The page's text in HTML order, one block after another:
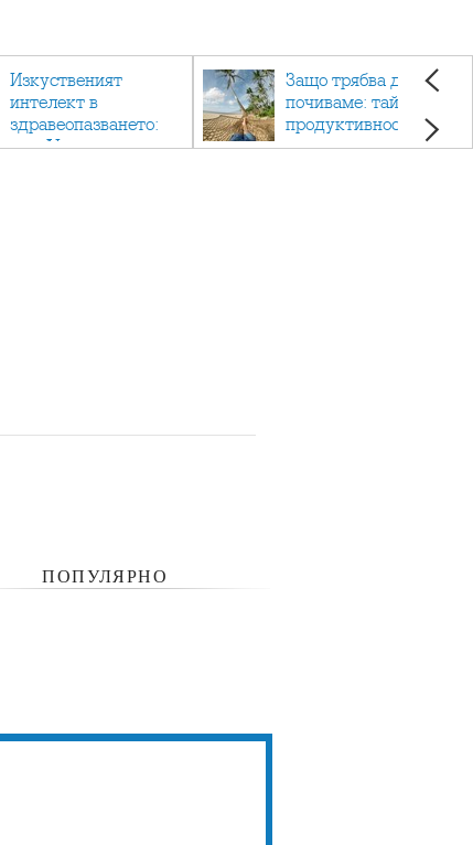
Изкуственият
интелект в
здравеопазването:
как AI променя
Защо трябва да си
почиваме: тайната на
продуктивността,
здравето и добрия
ПОПУЛЯРНО